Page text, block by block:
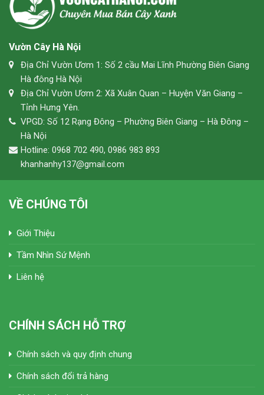
Vườn Cây Hà Nội
Địa Chỉ Vườn Ươm 1: Số 2 cầu Mai Lĩnh Phường Biên Giang
Hà đông Hà Nội
Địa Chỉ Vườn Ươm 2: Xã Xuân Quan – Huyện Văn Giang –
Tỉnh Hưng Yên.
VPGD: Số 12 Rạng Đông – Phường Biên Giang – Hà Đông –
Hà Nội
Hotline: 0968 702 490, 0986 983 893
khanhanhy137@gmail.com
VỀ CHÚNG TÔI
Giới Thiệu
Tầm Nhìn Sứ Mệnh
Liên hệ
CHÍNH SÁCH HỖ TRỢ
Chính sách và quy định chung
Chính sách đổi trả hàng